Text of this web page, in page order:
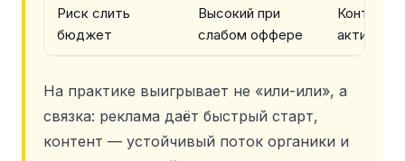
Риск слить
бюджет
Высокий при
слабом оффере
Контент
активом
На практике выигрывает не «или-или», а
связка: реклама даёт быстрый старт,
контент — устойчивый поток органики и